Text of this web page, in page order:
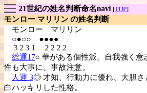
21世紀の姓名判断命名navi [TOP]
モンロー マリリン の姓名判断
モンロー マリリン
○●○○ ●●●●
3 2 3 1 2 2 2 2
総運17○ 華がある個性派。自我強く意
性も大事に。事故注意。
人運 3◎ 才知、行動力に優れ、大胆さ
白ハッキリした性格。